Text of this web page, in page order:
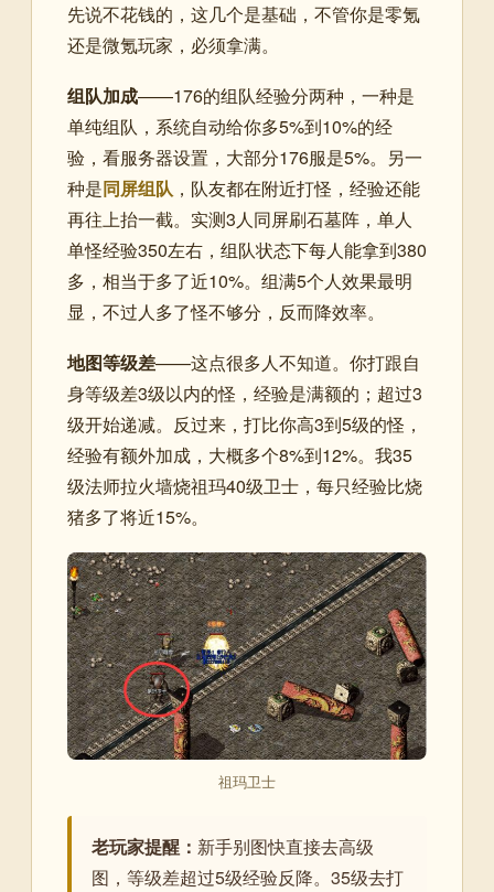
先说不花钱的，这几个是基础，不管你是零氪
还是微氪玩家，必须拿满。
组队加成——176的组队经验分两种，一种是
单纯组队，系统自动给你多5%到10%的经
验，看服务器设置，大部分176服是5%。另一
种是同屏组队 ，队友都在附近打怪，经验还能
再往上抬一截。实测3人同屏刷石墓阵，单人
单怪经验350左右，组队状态下每人能拿到380
多，相当于多了近10%。组满5个人效果最明
显，不过人多了怪不够分，反而降效率。
地图等级差——这点很多人不知道。你打跟自
身等级差3级以内的怪，经验是满额的；超过3
级开始递减。反过来，打比你高3到5级的怪，
经验有额外加成，大概多个8%到12%。我35
级法师拉火墙烧祖玛40级卫士，每只经验比烧
猪多了将近15%。
祖玛卫士
老玩家提醒： 新手别图快直接去高级
图，等级差超过5级经验反降。35级去打